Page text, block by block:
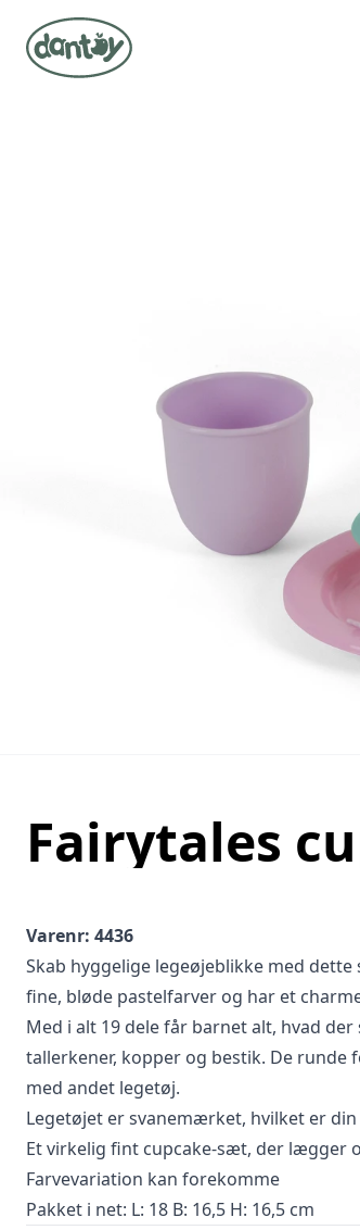
Fairytales
Varenr: 4436
Skab hyggelige legeøjeblikke med
fine, bløde pastelfarver og har et
Med i alt 19 delefår barnet alt, hvad der
tallerkener, kopper og bestik. De
med andet legetøj.
Legetøjet ersvanemærket, hvilket er
Et virkelig fint cupcake-sæt, der lægger
Farvevariation kan forekomme
Pakket i net: L: 18 B: 16,5 H: 16,5 cm